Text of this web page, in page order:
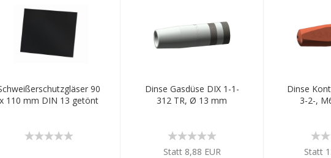
90
x 110 mm DIN 13 getönt
Dinse Gasdüse DIX 1-1-
312 TR, Ø 13 mm
Statt 8,88 EUR
Dinse
3-2-,
Statt